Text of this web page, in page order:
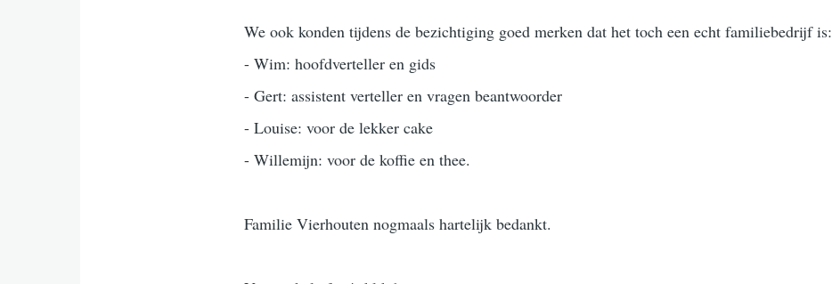
We ook konden tijdens de bezichtiging goed merken dat het toch een echt familiebedrijf is:
- Wim: hoofdverteller en gids
- Gert: assistent verteller en vragen beantwoorder
- Louise: voor de lekker cake
- Willemijn: voor de koffie en thee.
Familie Vierhouten nogmaals hartelijk bedankt.